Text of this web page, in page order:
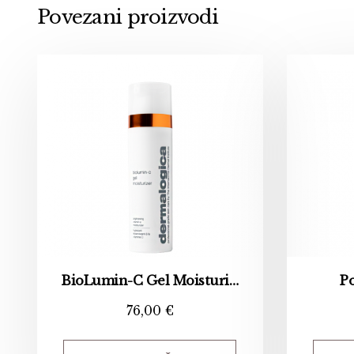
Povezani proizvodi
BioLumin-C Gel Moisturizer
76,00 €